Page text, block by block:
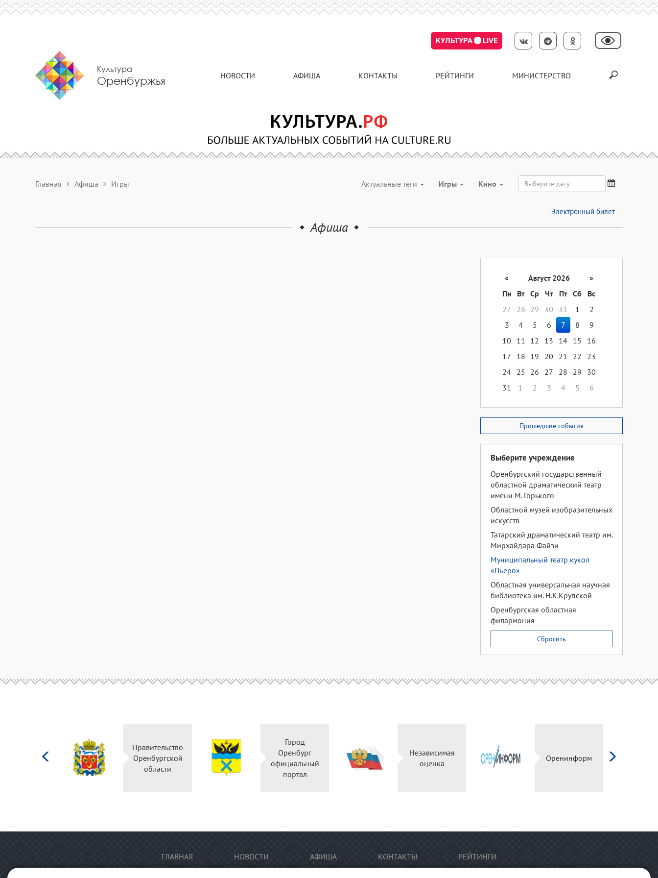
КУЛЬТУРА LIVE
Культура
Оренбуржья НОВОСТИ АФИША КОНТАКТЫ РЕЙТИНГИ МИНИСТЕРСТВО
Главная Афиша Игры Актуальные теги Игры Кино
Электронный билет
Афиша
« Август 2026
»
Пн
Вт Ср Чт Пт Сб
Вс
27
28 29 30 31 1
2
3
4 5 6 7 8
9
10
11 12 13 14 15
16
17
18 19 20 21 22
23
24 25 26 27 28 29
30
31
1 2 3 4 5 6
Прошедшие события
Выберите учреждение
Оренбургский государственный
областной драматический театр
имени М. Горького
Областной музей изобразительных
искусств
Татарский драматический театр им.
Мирхайдара Файзи
Муниципальный театр кукол
«Пьеро»
Областная универсальная научная
библиотека им. Н.К.Крупской
Оренбургская областная
филармония
Сбросить
Правительство
Оренбургской
области
Город
Оренбург
официальный
портал
Независимая
оценка
Оренинформ
ГЛАВНАЯ НОВОСТИ АФИША КОНТАКТЫ РЕЙТИНГИ